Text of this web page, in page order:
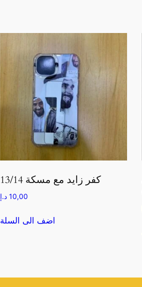
كفر زايد مع مسكة 13/14
10,00 د.إ
اضف الى السلة